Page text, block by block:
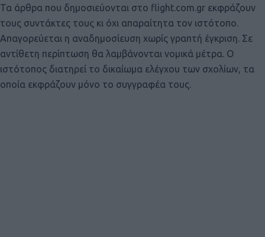
Τα άρθρα που δημοσιεύονται στο flight.com.gr εκφράζουν
τους συντάκτες τους κι όχι απαραίτητα τον ιστότοπο.
Απαγορεύεται η αναδημοσίευση χωρίς γραπτή έγκριση. Σε
αντίθετη περίπτωση θα λαμβάνονται νομικά μέτρα. Ο
ιστότοπος διατηρεί το δικαίωμα ελέγχου των σχολίων, τα
οποία εκφράζουν μόνο το συγγραφέα τους.